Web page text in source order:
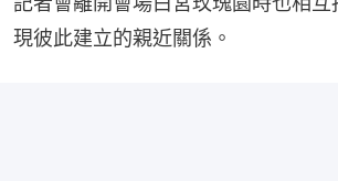
現彼此建立的親近關係。